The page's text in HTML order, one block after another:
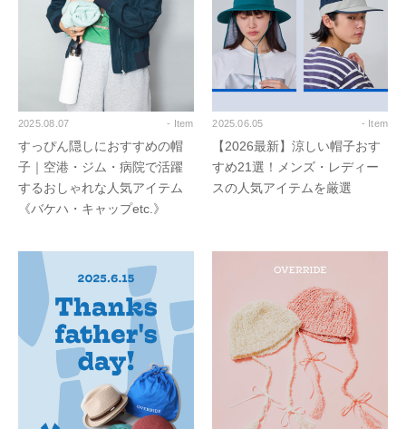
2025.08.07 - Item
すっぴん隠しにおすすめの帽
子｜空港・ジム・病院で活躍
するおしゃれな人気アイテム
《バケハ・キャップetc.》
2025.06.05 - Item
【2026最新】涼しい帽子おす
すめ21選！メンズ・レディー
スの人気アイテムを厳選